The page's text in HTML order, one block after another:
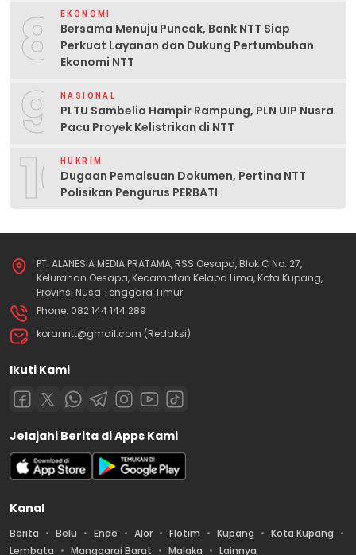
8 EKONOMI
Bersama Menuju Puncak, Bank NTT Siap
Perkuat Layanan dan Dukung Pertumbuhan
Ekonomi NTT
9 NASIONAL
PLTU Sambelia Hampir Rampung, PLN UIP Nusra
Pacu Proyek Kelistrikan di NTT
10HUKRIM
Dugaan Pemalsuan Dokumen, Pertina NTT
Polisikan Pengurus PERBATI
PT. ALANESIA MEDIA PRATAMA, RSS Oesapa, Blok C No: 27,
Kelurahan Oesapa, Kecamatan Kelapa Lima, Kota Kupang,
Provinsi Nusa Tenggara Timur.
Phone: 082 144 144 289
koranntt@gmail.com (Redaksi)
Ikuti Kami
Jelajahi Berita di Apps Kami
Kanal
Berita Belu Ende Alor Flotim Kupang
Kota Kupang
Lembata
Manggarai Barat Malaka Lainnya